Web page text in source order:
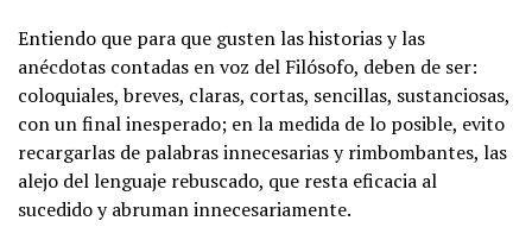
Entiendo que para que gusten las historias y las
anécdotas contadas en voz del Filósofo, deben de ser:
coloquiales, breves, claras, cortas, sencillas, sustanciosas,
con un final inesperado; en la medida de lo posible, evito
recargarlas de palabras innecesarias y rimbombantes, las
alejo del lenguaje rebuscado, que resta eficacia al
sucedido y abruman innecesariamente.